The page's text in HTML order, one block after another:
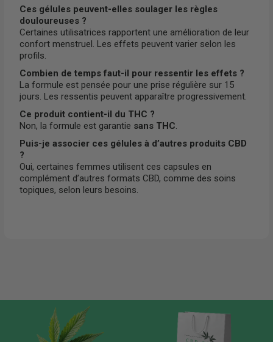
Ces gélules peuvent-elles soulager les règles
douloureuses ?
Certaines utilisatrices rapportent une amélioration de leur
confort menstruel. Les effets peuvent varier selon les
profils.
Combien de temps faut-il pour ressentir les effets ?
La formule est pensée pour une prise régulière sur 15
jours. Les ressentis peuvent apparaître progressivement.
Ce produit contient-il du THC ?
Non, la formule est garantie sans THC.
Puis-je associer ces gélules à d’autres produits CBD
?
Oui, certaines femmes utilisent ces capsules en
complément d’autres formats CBD, comme des soins
topiques, selon leurs besoins.